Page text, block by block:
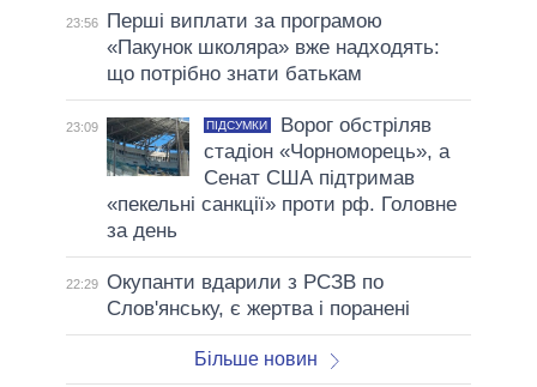
23:56
Перші виплати за програмою
«Пакунок школяра» вже надходять:
що потрібно знати батькам
23:09 ПІДСУМКИ
Ворог обстріляв
стадіон «Чорноморець», а
Сенат США підтримав
«пекельні санкції» проти рф. Головне
за день
22:29 Окупанти вдарили з РСЗВ по
Слов'янську, є жертва і поранені
Більше новин